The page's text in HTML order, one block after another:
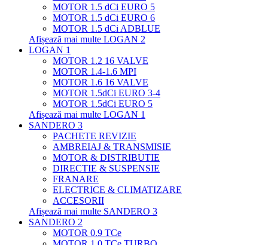
MOTOR 1.5 dCi EURO 5
MOTOR 1.5 dCi EURO 6
MOTOR 1.5 dCi ADBLUE
Afișează mai multe LOGAN 2
LOGAN 1
MOTOR 1.2 16 VALVE
MOTOR 1.4-1.6 MPI
MOTOR 1.6 16 VALVE
MOTOR 1.5dCi EURO 3-4
MOTOR 1.5dCi EURO 5
Afișează mai multe LOGAN 1
SANDERO 3
PACHETE REVIZIE
AMBREIAJ & TRANSMISIE
MOTOR & DISTRIBUTIE
DIRECTIE & SUSPENSIE
FRANARE
ELECTRICE & CLIMATIZARE
ACCESORII
Afișează mai multe SANDERO 3
SANDERO 2
MOTOR 0.9 TCe